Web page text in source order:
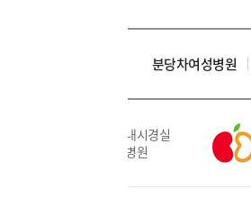
분당차여성병원
우수내시경실
인증병원